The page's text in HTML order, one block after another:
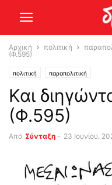
Αρχική πολιτική
(Φ.595)
πολιτική παραπολιτική
Και
(Φ.595)
Από Σύνταξη - 23 Ιουνίου,